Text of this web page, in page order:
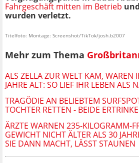
Fahrgeschäft mitten im Betrieb
wurden verletzt.
Titelfoto: Montage: Screenshot/TikTok/josh.b2007
Mehr zum Thema
ALS ZELLA ZUR WELT KAM, WAREN
JAHRE ALT: SO LIEF IHR LEBEN ALS
TRAGÖDIE AN BELIEBTEM
TOCHTER RETTEN - BEIDE
ÄRZTE WARNEN 235-KILOGRAMM-
GEWICHT NICHT ÄLTER ALS 30
SIE DANN MACHT, LÄSST STAUNEN